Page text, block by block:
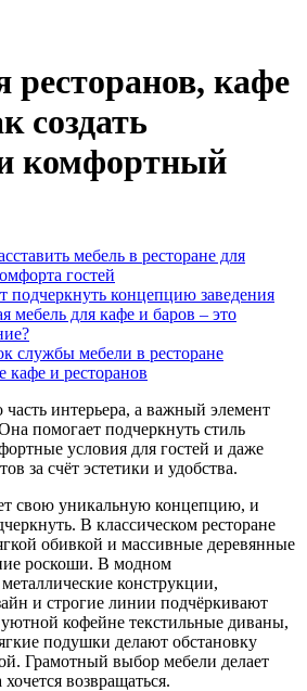
ресторанов, кафе
создать
комфортный
мебель в ресторане для
гостей
подчеркнуть концепцию заведения
мебель для кафе и баров – это
службы мебели в ресторане
кафе и ресторанов
интерьера, а важный элемент
помогает подчеркнуть стиль
условия для гостей и даже
за счёт эстетики и удобства.
свою уникальную концепцию, и
В классическом ресторане
обивкой и массивные деревянные
роскоши. В модном
конструкции,
и строгие линии подчёркивают
кофейне текстильные диваны,
подушки делают обстановку
Грамотный выбор мебели делает
возвращаться.